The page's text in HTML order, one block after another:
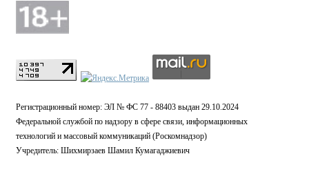
Регистрационный номер: ЭЛ № ФС 77 - 88403 выдан 29.10.2024
Федеральной службой по надзору в сфере связи, информационных
технологий и массовый коммуникаций (Роскомнадзор)
Учредитель: Шихмирзаев Шамил Кумагаджиевич